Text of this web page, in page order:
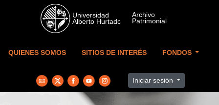
Skip to main content
QUIENES SOMOS SITIOS DE INTERÉS FONDOS
Iniciar sesión